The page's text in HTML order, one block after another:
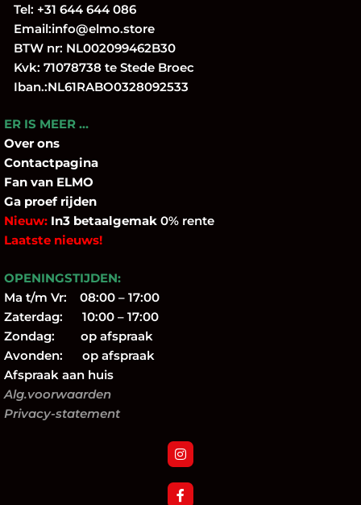
Tel: +31 644 644 086
Email:info@elmo.store
BTW nr: NL002099462B30
Kvk: 71078738 te Stede Broec
Iban.:NL61RABO0328092533
ER IS MEER …
Over ons
Contactpagina
Fan van ELMO
Ga proef rijden
Nieuw: In3 betaalgemak 0% rente
Laatste nieuws!
OPENINGSTIJDEN:
Ma t/m Vr: 08:00 – 17:00
Zaterdag: 10:00 – 17:00
Zondag: op afspraak
Avonden: op afspraak
Afspraak aan huis
Alg.voorwaarden
Privacy-statement